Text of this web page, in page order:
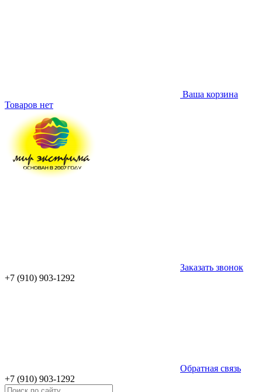
Ваша корзина
Товаров нет
Заказать звонок
+7 (910) 903-1292
Обратная связь
+7 (910) 903-1292